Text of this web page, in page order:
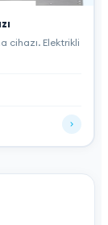
cihazı. Elektrikli